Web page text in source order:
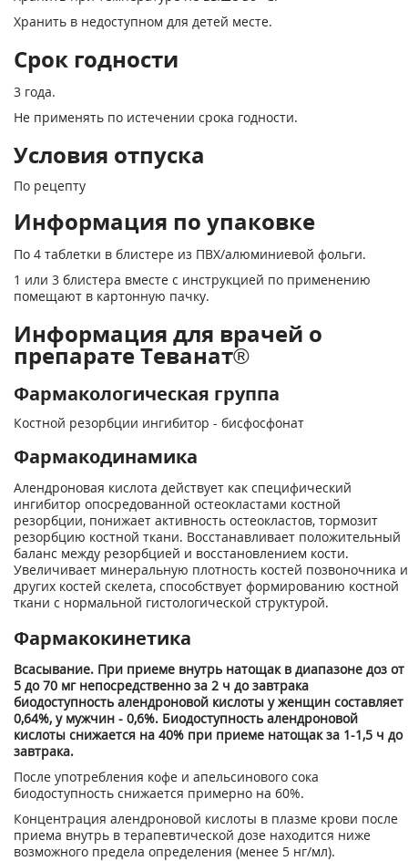
Хранить в недоступном для детей месте.
Срок годности
3 года.
Не применять по истечении срока годности.
Условия отпуска
По рецепту
Информация по упаковке
По 4 таблетки в блистере из ПВХ/алюминиевой фольги.
1 или 3 блистера вместе с инструкцией по применению
помещают в картонную пачку.
Информация для врачей о
препарате Теванат®
Фармакологическая группа
Костной резорбции ингибитор - бисфосфонат
Фармакодинамика
Алендроновая кислота действует как специфический
ингибитор опосредованной остеокластами костной
резорбции, понижает активность остеокластов, тормозит
резорбцию костной ткани. Восстанавливает положительный
баланс между резорбцией и восстановлением кости.
Увеличивает минеральную плотность костей позвоночника и
других костей скелета, способствует формированию костной
ткани с нормальной гистологической структурой.
Фармакокинетика
Всасывание. При приеме внутрь натощак в диапазоне доз от
5 до 70 мг непосредственно за 2 ч до завтрака
биодоступность алендроновой кислоты у женщин составляет
0,64%, у мужчин - 0,6%. Биодоступность алендроновой
кислоты снижается на 40% при приеме натощак за 1-1,5 ч до
завтрака.
После употребления кофе и апельсинового сока
биодоступность снижается примерно на 60%.
Концентрация алендроновой кислоты в плазме крови после
приема внутрь в терапевтической дозе находится ниже
возможного предела определения (менее 5 нг/мл).